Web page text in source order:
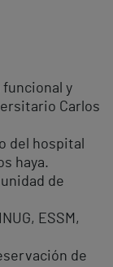
funcional y
Carlos
del hospital
haya.
de
ESSM,
de